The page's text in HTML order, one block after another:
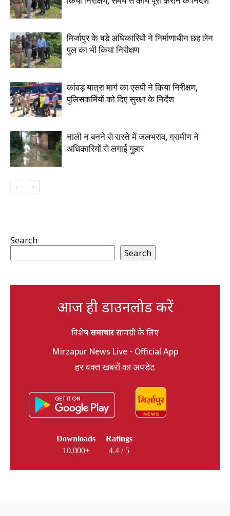
मिर्जापुर के बड़े अधिकारियों ने निर्माणाधीन छह लेन
पुल का भी किया निरीक्षण
कांवड़ यात्रा मार्ग का एसपी ने किया निरीक्षण,
पुलिसकर्मियों को दिए सुरक्षा के निर्देश
नाली न बनने से रास्ते में जलभराव, ग्रामीण ने
अधिकारियों से लगाई गुहार
Search
Search
आज ही डाउनलोड करें
विशेषसमाचारसामग्री के लिए
Mirzapur News Live - Official App
हर वक्त खबरों का अपडेट
Downloads
10,000+
Ratings
4.4 / 5